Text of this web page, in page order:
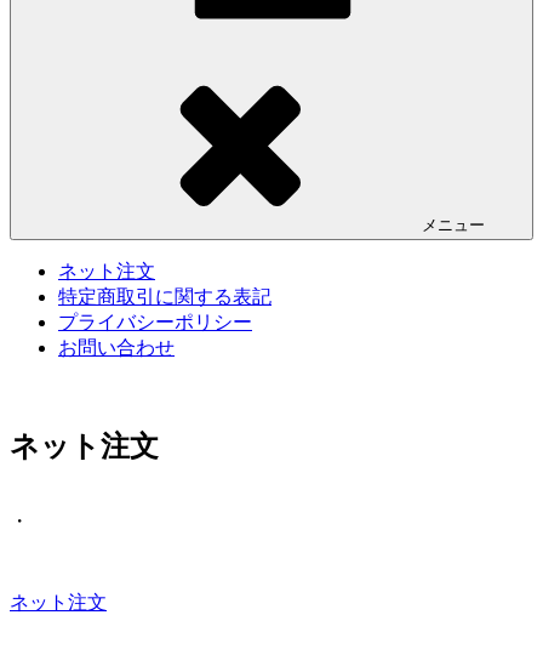
メニュー
ネット注文
特定商取引に関する表記
プライバシーポリシー
お問い合わせ
ネット注文
・
ネット注文